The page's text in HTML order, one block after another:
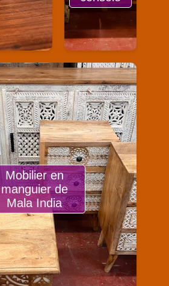
Mobilier en
manguier de
Mala India